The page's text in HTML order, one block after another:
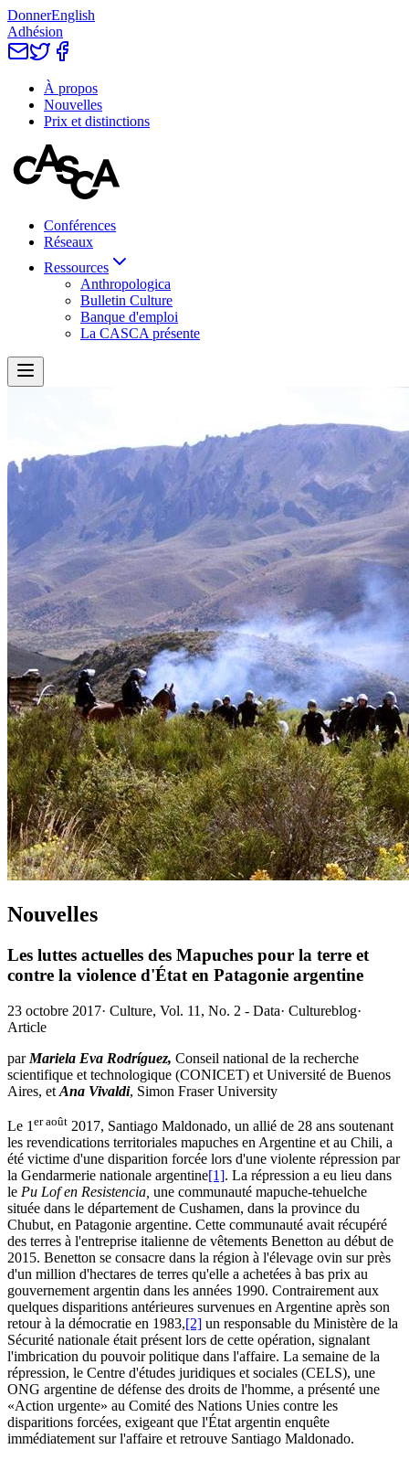
DonnerEnglish
Adhésion
À propos
Nouvelles
Prix et distinctions
Conférences
Réseaux
Ressources
Anthropologica
Bulletin Culture
Banque d'emploi
La CASCA présente
Nouvelles
Les luttes actuelles des Mapuches pour la terre et
contre la violence d'État en Patagonie argentine
23 octobre 2017· Culture, Vol. 11, No. 2 - Data· Cultureblog·
Article
par Mariela Eva Rodríguez, Conseil national de la recherche
scientifique et technologique (CONICET) et Université de Buenos
Aires, et Ana Vivaldi, Simon Fraser University
Le 1 er août 2017, Santiago Maldonado, un allié de 28 ans soutenant
les revendications territoriales mapuches en Argentine et au Chili, a
été victime d'une disparition forcée lors d'une violente répression par
la Gendarmerie nationale argentine[1]. La répression a eu lieu dans
le Pu Lof en Resistencia, une communauté mapuche-tehuelche
située dans le département de Cushamen, dans la province du
Chubut, en Patagonie argentine. Cette communauté avait récupéré
des terres à l'entreprise italienne de vêtements Benetton au début de
2015. Benetton se consacre dans la région à l'élevage ovin sur près
d'un million d'hectares de terres qu'elle a achetées à bas prix au
gouvernement argentin dans les années 1990. Contrairement aux
quelques disparitions antérieures survenues en Argentine après son
retour à la démocratie en 1983,[2] un responsable du Ministère de la
Sécurité nationale était présent lors de cette opération, signalant
l'imbrication du pouvoir politique dans l'affaire. La semaine de la
répression, le Centre d'études juridiques et sociales (CELS), une
ONG argentine de défense des droits de l'homme, a présenté une
«Action urgente» au Comité des Nations Unies contre les
disparitions forcées, exigeant que l'État argentin enquête
immédiatement sur l'affaire et retrouve Santiago Maldonado.